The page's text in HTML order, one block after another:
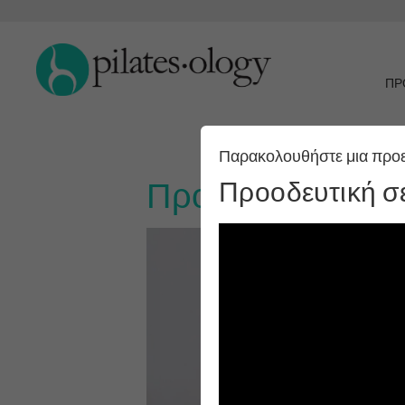
Προοδευτική
Παρακολουθήστε μια
Προοδευτική